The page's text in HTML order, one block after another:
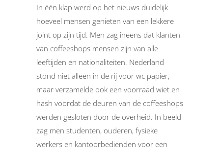
In één klap werd op het nieuws duidelijk
hoeveel mensen genieten van een lekkere
joint op zijn tijd. Men zag ineens dat klanten
van coffeeshops mensen zijn van alle
leeftijden en nationaliteiten. Nederland
stond niet alleen in de rij voor wc papier,
maar verzamelde ook een voorraad wiet en
hash voordat de deuren van de coffeeshops
werden gesloten door de overheid. In beeld
zag men studenten, ouderen, fysieke
werkers en kantoorbedienden voor een